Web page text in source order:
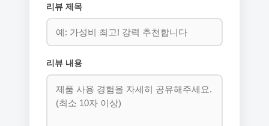
리뷰 제목
리뷰 내용